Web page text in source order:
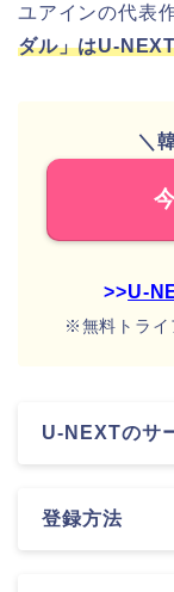
ユアインの代表
ダル」はU-
＼
>>U-
※無料トライ
U-NEXTのサ
登録方法